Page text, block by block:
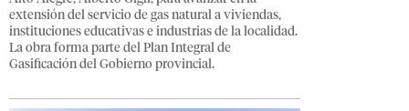
extensión del servicio de gas natural a viviendas,
instituciones educativas e industrias de la localidad.
La obra forma parte del Plan Integral de
Gasificación del Gobierno provincial.